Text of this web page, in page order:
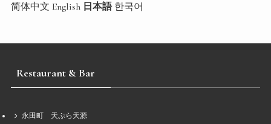
简体中文 English 日本語 한국어
Restaurant & Bar
永田町 天ぷら天源